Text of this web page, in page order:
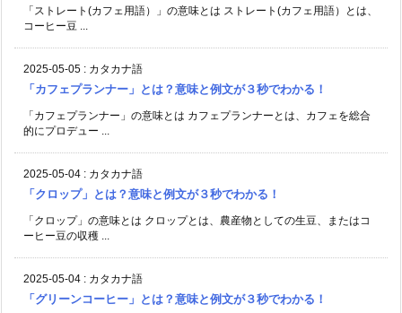
「ストレート(カフェ用語）」の意味とは ストレート(カフェ用語）とは、
コーヒー豆 ...
2025-05-05 : カタカナ語
「カフェプランナー」とは？意味と例文が３秒でわかる！
「カフェプランナー」の意味とは カフェプランナーとは、カフェを総合
的にプロデュー ...
2025-05-04 : カタカナ語
「クロップ」とは？意味と例文が３秒でわかる！
「クロップ」の意味とは クロップとは、農産物としての生豆、またはコ
ーヒー豆の収穫 ...
2025-05-04 : カタカナ語
「グリーンコーヒー」とは？意味と例文が３秒でわかる！